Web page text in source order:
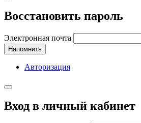
Восстановить пароль
Электронная почта
Напомнить
Авторизация
Вход в личный кабинет